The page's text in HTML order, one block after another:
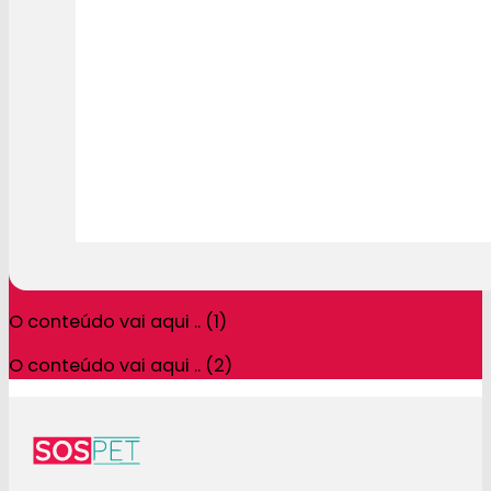
O conteúdo vai aqui .. (1)
O conteúdo vai aqui .. (2)